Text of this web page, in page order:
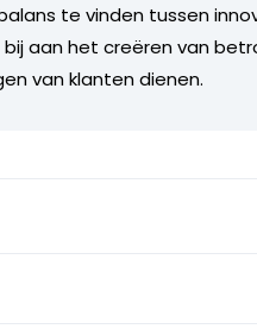
te vinden tussen
aan het creëren van
van klanten dienen.